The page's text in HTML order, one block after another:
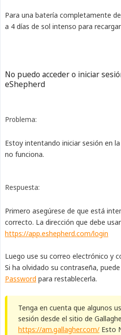
Para una batería completamente
a 4 días de sol intenso para
No puedo acceder o iniciar
eShepherd
Problema:
Estoy intentando iniciar sesión en
no funciona.
Respuesta:
Primero asegúrese de que está
correcto. La dirección que debe
https://app.eshepherd.com/login
Luego use su correo electrónico y
Si ha olvidado su contraseña,
Password para restablecerla.
Tenga en cuenta que algunos
sesión desde el sitio de
https://am.gallagher.com/ Esto